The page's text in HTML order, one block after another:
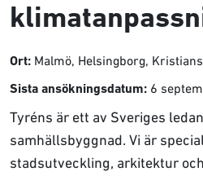
Ort: Malmö, Helsingborg,
Sista ansökningsdatum: 6
Tyréns är ett av Sveriges
samhällsbyggnad. Vi är
stadsutveckling, arkitektur